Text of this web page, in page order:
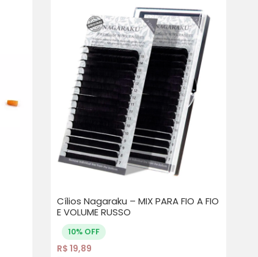
Cílios Nagaraku – MIX PARA FIO A FIO
E VOLUME RUSSO
10% OFF
R$ 19,89